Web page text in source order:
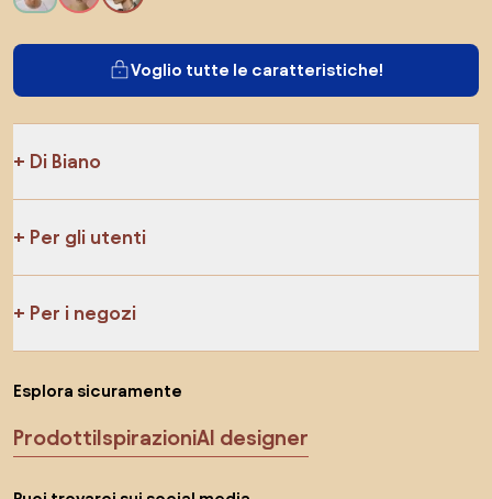
Voglio tutte le caratteristiche!
Di Biano
Per gli utenti
Per i negozi
Esplora sicuramente
ProdottiIspirazioniAI designer